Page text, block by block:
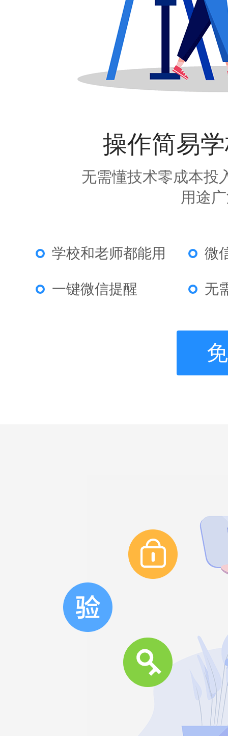
操作简易
无需懂技术零成本投
用途
学校和老师都能用 微
一键微信提醒 无